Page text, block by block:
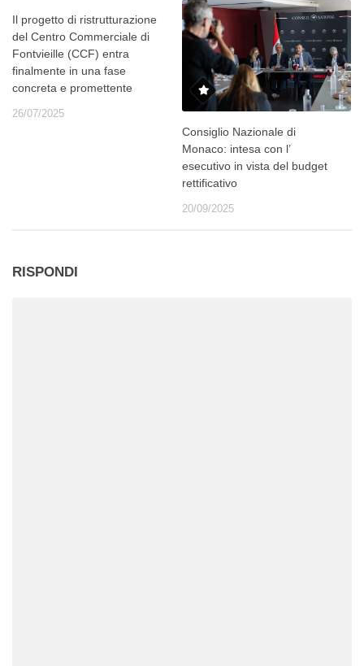
Il progetto di ristrutturazione
del Centro Commerciale di
Fontvieille (CCF) entra
finalmente in una fase
concreta e promettente
26/07/2025
Consiglio Nazionale di
Monaco: intesa con l’
esecutivo in vista del budget
rettificativo
20/09/2025
RISPONDI